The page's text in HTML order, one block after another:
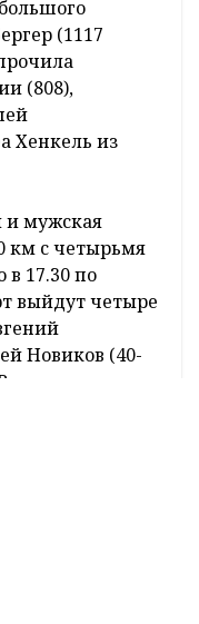
(1117
(808),
Хенкель из
и мужская
км с четырьмя
17.30 по
выйдут четыре
Новиков (40-